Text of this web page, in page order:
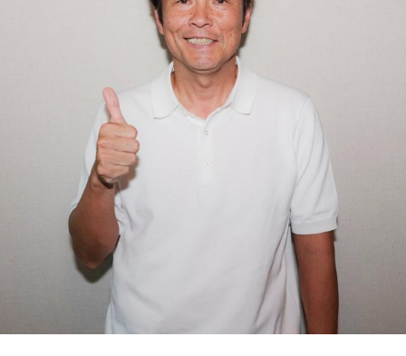
「どんな環境でも花は咲く」「その場所で咲く花がある」と
いうメッセージにつながっていると話した。人生は何度でも
立ち上がれるという応援歌は、自身の歩みそのものでもある
さらに、趣味についてもトークを展開。愛犬と過ごす時間を
増やすために驚くべきあるものを購入したと言う。さて何を
購入したのか…？ 詳しくはradikoタイムフリーで！